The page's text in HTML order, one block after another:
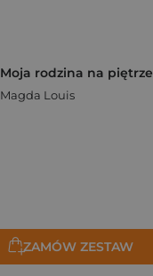
Moja rodzina na piętrze
Magda Louis
ZAMÓW ZESTAW